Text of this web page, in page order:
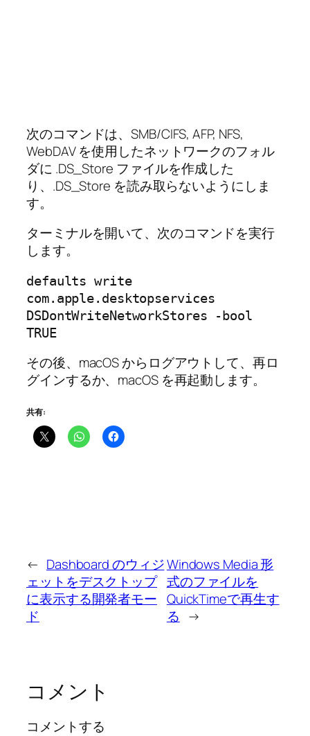
次のコマンドは、SMB/CIFS, AFP, NFS,
WebDAV を使用したネットワークのフォル
ダに .DS_Store ファイルを作成した
り、.DS_Store を読み取らないようにしま
す。
ターミナルを開いて、次のコマンドを実行
します。
defaults write
com.apple.desktopservices
DSDontWriteNetworkStores -bool
TRUE
その後、macOS からログアウトして、再ロ
グインするか、macOS を再起動します。
共有:
← Dashboard のウィジ
ェットをデスクトップ
に表示する開発者モー
ド
Windows Media 形
式のファイルを
QuickTimeで再生す
る →
コメント
コメントする